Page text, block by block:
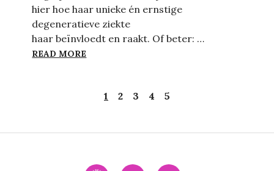
hier hoe haar unieke én ernstige
degeneratieve ziekte
haar beïnvloedt en raakt. Of beter: …
READ MORE
1 2 3 4 5